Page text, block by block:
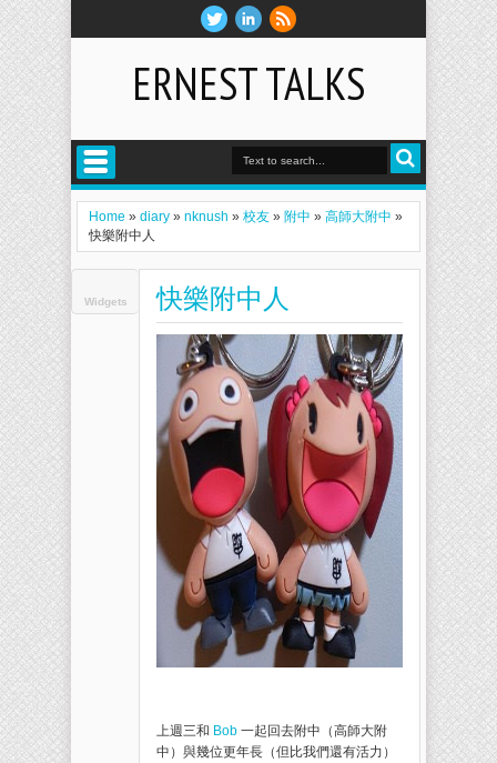
ERNEST TALKS
Home » diary » nknush » 校友 » 附中 » 高師大附中 »
快樂附中人
Widgets 快樂附中人
上週三和 Bob 一起回去附中（高師大附
中）與幾位更年長（但比我們還有活力）